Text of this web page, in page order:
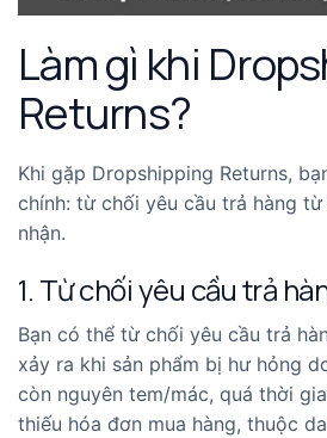
Làm gì khi
Returns?
Khi gặp Dropshipping Returns,
chính: từ chối yêu cầu trả hàng
nhận.
1. Từ chối yêu cầu trả
Bạn có thể từ chối yêu cầu trả
xảy ra khi sản phẩm bị hư hỏng
còn nguyên tem/mác, quá thời
thiếu hóa đơn mua hàng, thuộc